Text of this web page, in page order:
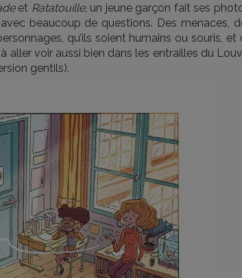
et Ratatouille, un jeune garçon fait ses
beaucoup de questions. Des menaces,
qu’ils soient humains ou souris, et
aller voir aussi bien dans les entrailles du
gentils).